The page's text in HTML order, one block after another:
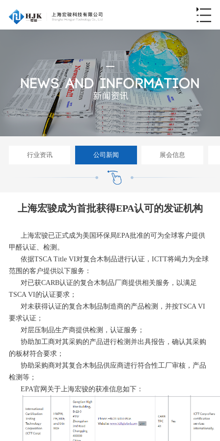
行业资讯 公司新闻 展会信息
上海宏骏成为首批获得EPA认可的发证机构
上海宏骏已正式成为美国环保局EPA批准的可为全球客户提供
甲醛认证、检测。
依据TSCA Title VI对复合木制品进行认证，ICTT将竭力为全球
范围的客户提供以下服务：
对已获CARB认证的复合木制品厂商提供相关服务，以满足
TSCA VI的认证要求；
对未获得认证的复合木制品制造商的产品检测，并按TSCA VI
要求认证；
对层压制品生产商提供检测，认证服务；
协助加工商对其采购的产品进行检测并出具报告，确认其采购
的板材符合要求；
协助采购商对其复合木制品供应商进行符合性工厂审核，产品
检测等；
EPA官网关于上海宏骏的获准信息如下：